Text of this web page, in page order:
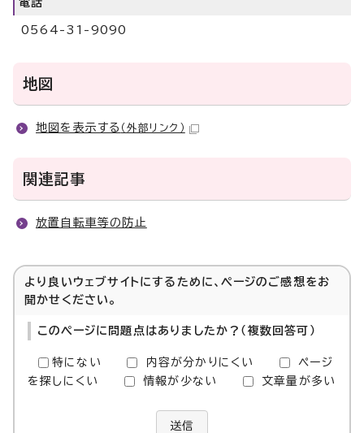
電話
0564-31-9090
地図
地図を表示する （外部リンク）
関連記事
放置自転車等の防止
より良いウェブサイトにするために、ページのご感想をお
聞かせください。
このページに問題点はありましたか？（複数回答可）
特にない 内容が分かりにくい
ページ
を探しにくい
情報が少ない 文章量が多い
送信